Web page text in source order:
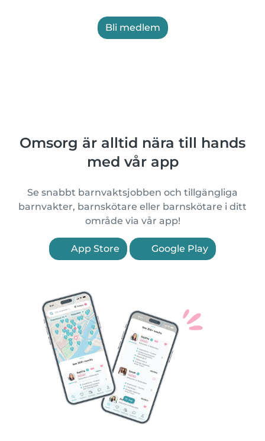
Bli medlem
Omsorg är alltid nära till hands
med vår app
Se snabbt barnvaktsjobben och tillgängliga
barnvakter, barnskötare eller barnskötare i ditt
område via vår app!
App Store Google Play